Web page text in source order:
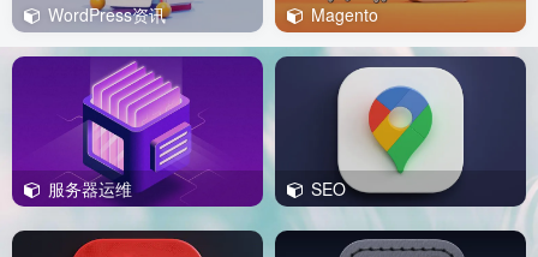
WordPress资讯 Magento
服务器运维 SEO